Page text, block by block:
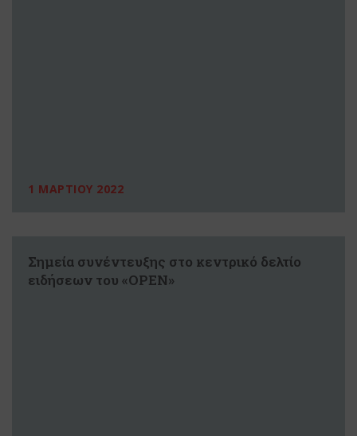
1 ΜΑΡΤΙΟΥ 2022
Σημεία συνέντευξης στο κεντρικό δελτίο
ειδήσεων του «OPEN»